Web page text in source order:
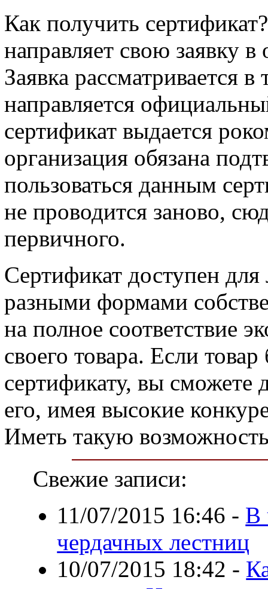
Как получить
направляет свою заявку
Заявка рассматривается
направляется
сертификат выдается
организация обязана
пользоваться данным
не проводится заново,
первичного.
Сертификат доступен
разными формами
на полное соответствие
своего товара. Если
сертификату, вы сможете
его, имея высокие
Иметь такую
Свежие записи:
11/07/2015 16:46 - В
чердачных лестниц
10/07/2015 18:42 -